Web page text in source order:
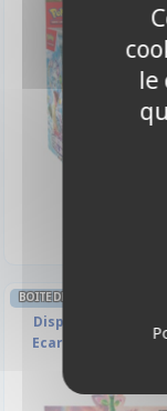
BOITE DE BOOSTERS
Display 36 Boosters
Ecarlate et Violet -
le